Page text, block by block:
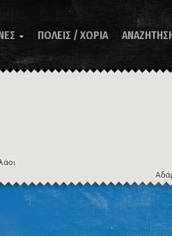
 ΠΟΛΕΙΣ / ΧΩΡΙΑ
πληκτρολογίου Η εικόνα ενδέχεται να